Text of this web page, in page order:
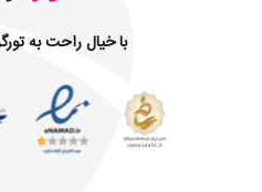
با خیال راحت به